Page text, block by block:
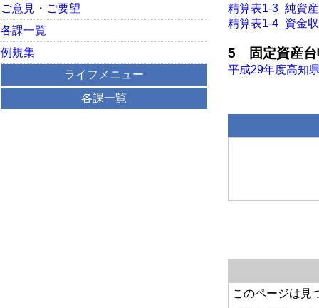
精算表1-3_純資
精算表1-4_資金
5 固定資産台
平成29年度高知
このページは見
ご意見・ご要望
各課一覧
例規集
ライフメニュー
各課一覧